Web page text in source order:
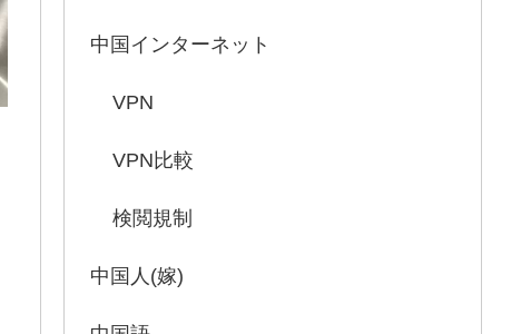
中国インターネット
VPN
VPN比較
検閲規制
中国人(嫁)